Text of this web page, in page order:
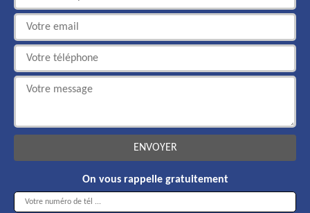
On vous rappelle gratuitement